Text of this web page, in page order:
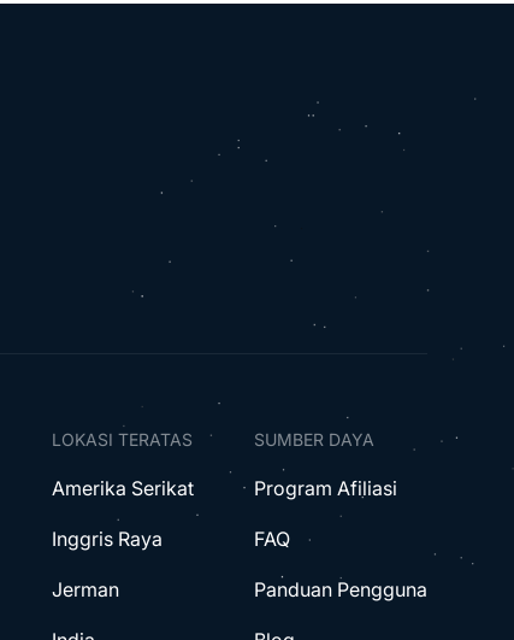
LOKASI TERATAS
Amerika Serikat
Inggris Raya
Jerman
SUMBER DAYA
Program Afiliasi
FAQ
Panduan Pengguna